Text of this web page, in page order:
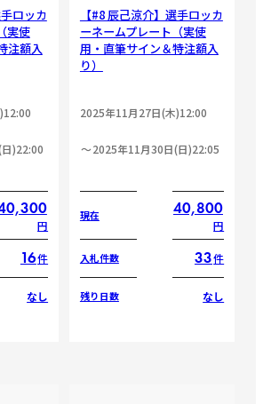
ロッカ
実使
注額入
)22:00
円
16件
なし
【#8 辰己涼介】選手ロッカ
ーネームプレート（実使
用・直筆サイン＆特注額入
り）
2025年11月27日(木)12:00
2025年11月30日(日)22:05
現在 40,800
円
入札件数 33件
残り日数 なし